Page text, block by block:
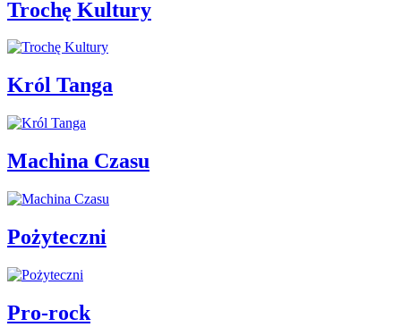
Trochę Kultury
Król Tanga
Machina Czasu
Pożyteczni
Pro-rock